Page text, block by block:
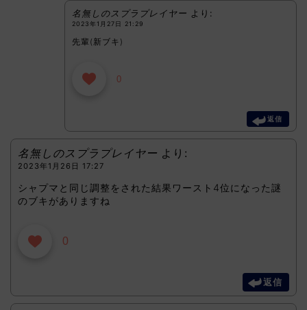
名無しのスプラプレイヤー より:
2023年1月27日 21:29
先輩(新ブキ)
0
返信
名無しのスプラプレイヤー より:
2023年1月26日 17:27
シャプマと同じ調整をされた結果ワースト4位になった謎
のブキがありますね
0
返信